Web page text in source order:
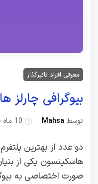
معرفی افراد تاثیرگذار
بیوگرافی
توسط Mahsa 10 ماه قبل
دو عدد از بهترین
هاسکینسون یکی از
صورت اختصاصی به